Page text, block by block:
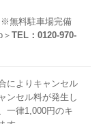
無料駐車場完備
TEL：0120-970-
によりキャンセル
ンセル料が発生し
一律1,000円のキ